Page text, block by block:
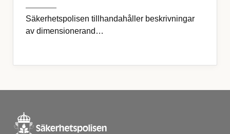
Säkerhetspolisen tillhandahåller beskrivningar
av dimensionerand…